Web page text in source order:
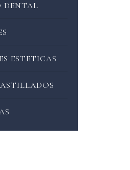
DENTAL
ESTETICAS